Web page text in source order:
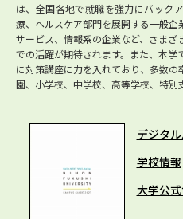
は、全国各地で就職を強力にバック
療、ヘルスケア部門を展開する一般企
サービス、情報系の企業など、さま
での活躍が期待されます。また、本
に対策講座に力を入れており、多数
園、小学校、中学校、高等学校、特別
デジタ
学校情報
大学公